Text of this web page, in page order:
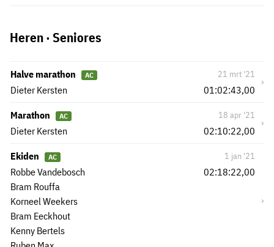
Heren · Seniores
Halve marathon AC
Dieter Kersten 01:02:43,00
21 mrt '21
›
Marathon AC
Dieter Kersten 02:10:22,00
18 apr '21
›
Ekiden AC
Robbe Vandebosch
Bram Rouffa
Korneel Weekers
Bram Eeckhout
Kenny Bertels
02:18:22,00
1 jan '21
›